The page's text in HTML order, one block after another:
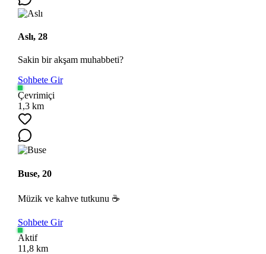
Aslı, 28
Sakin bir akşam muhabbeti?
Sohbete Gir
Çevrimiçi
1,3 km
Buse, 20
Müzik ve kahve tutkunu ☕
Sohbete Gir
Aktif
11,8 km